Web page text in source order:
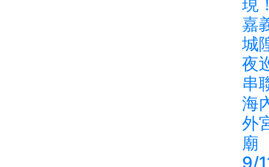
嘉
城
夜
串
海
外
廟
9/